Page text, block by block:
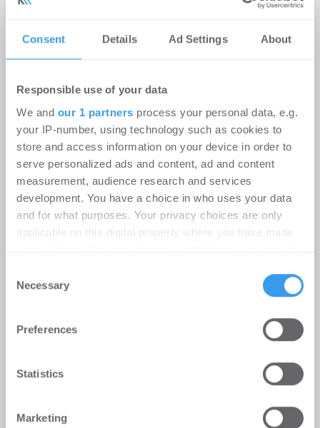
Consent Details Ad Settings About
Responsible use of your data
We and our 1 partners process your personal data, e.g.
your IP-number, using technology such as cookies to
store and access information on your device in order to
serve personalized ads and content, ad and content
measurement, audience research and services
development. You have a choice in who uses your data
and for what purposes. Your privacy choices are only
applicable on this digital property where you have made
the Privacy trigger icon.
Find out more about how your personal data is processed
and set your preferences in the
We use cookies to personalise content and ads, to
provide social media features and to analyse our traffic.
our social media, advertising and analytics partners who
Selection
Necessary
Preferences
Statistics
Marketing
Wer engagiert und leistungsstark in der Schule ist,
werden, steht für die EBZ Business School ...
Vorstandsmitglied des EBZ
Login für den ganzen Artikel Wenn noch nicht
kostenlosen Account, um auf die neusten ...